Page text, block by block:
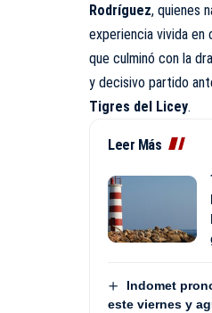
Rodríguez, quienes
experiencia vivida en
que culminó con la
y decisivo partido
Tigres del Licey.
Leer Más
Indomet
este viernes y